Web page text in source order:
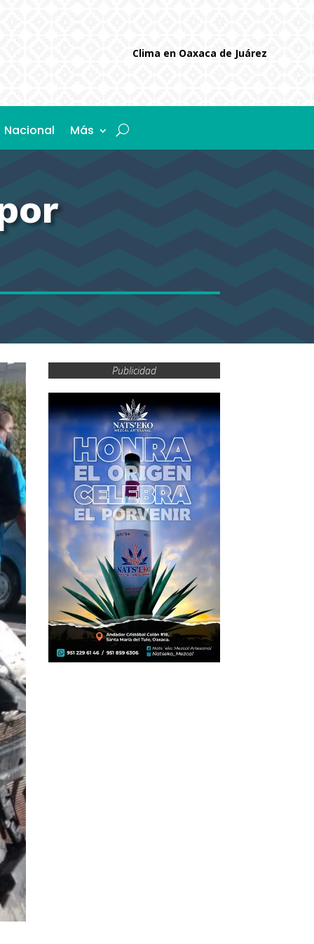
Clima en Oaxaca de Juárez
Nacional Más
Publicidad